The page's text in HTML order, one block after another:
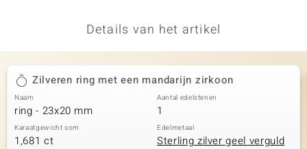
Details van het artikel
Zilveren ring met een mandarijn zirkoon
Naam
ring - 23x20 mm
Aantal edelstenen
1
Karaatgewicht som
1,681 ct
Edelmetaal
Sterling zilver geel verguld